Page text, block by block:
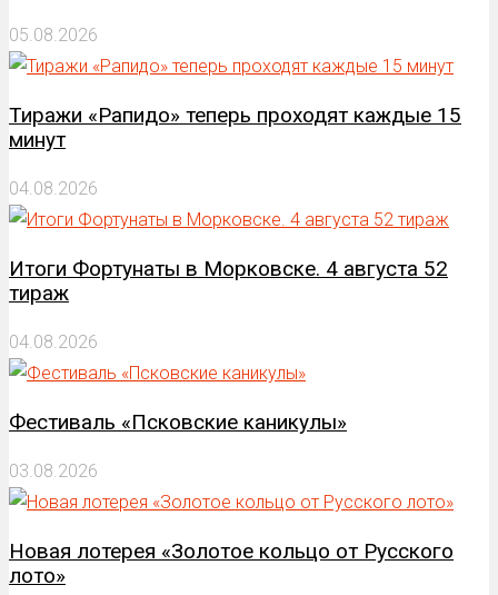
05.08.2026
Тиражи «Рапидо» теперь проходят каждые 15
минут
04.08.2026
Итоги Фортунаты в Морковске. 4 августа 52
тираж
04.08.2026
Фестиваль «Псковские каникулы»
03.08.2026
Новая лотерея «Золотое кольцо от Русского
лото»